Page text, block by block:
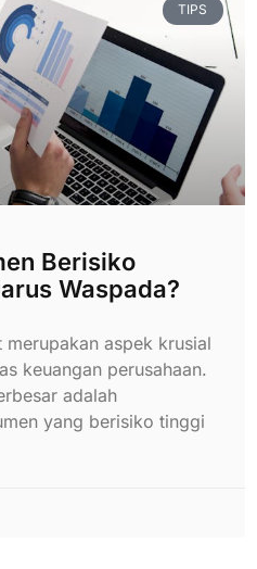
TIPS
Berisiko
Waspada?
aspek krusial
keuangan perusahaan.
adalah
yang berisiko tinggi